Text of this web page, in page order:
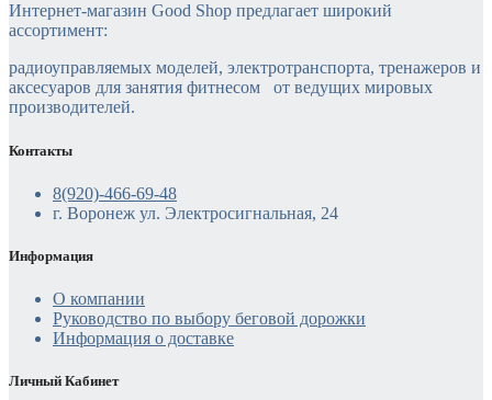
Интернет-магазин Good Shop предлагает широкий
ассортимент:
радиоуправляемых моделей, электротранспорта, тренажеров и
аксесуаров для занятия фитнесом от ведущих мировых
производителей.
Контакты
8(920)-466-69-48
г. Воронеж ул. Электросигнальная, 24
Информация
О компании
Руководство по выбору беговой дорожки
Информация о доставке
Личный Кабинет